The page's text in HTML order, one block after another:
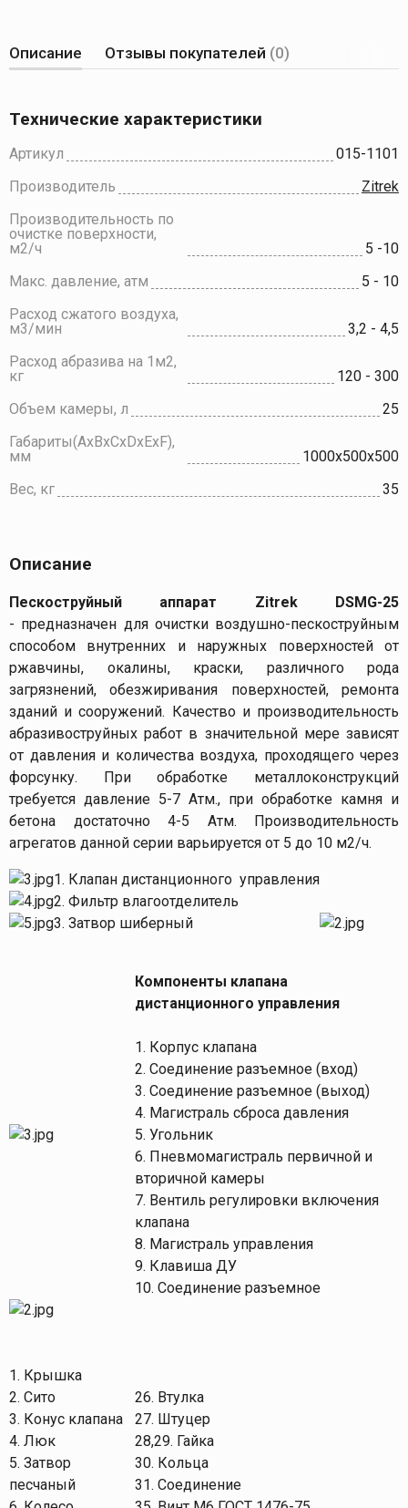
Описание Отзывы покупателей (0)
Технические характеристики
Артикул
015-1101
Производитель
Zitrek
Производительность по
очистке поверхности,
м2/ч
5 -10
Макс. давление, атм
5 - 10
Расход сжатого воздуха,
м3/мин
3,2 - 4,5
Расход абразива на 1м2,
кг
120 - 300
Объем камеры, л
25
Габариты(AхBxCxDxExF),
мм
1000х500х500
Вес, кг
35
Описание
Пескоструйный аппарат Zitrek DSMG-25
- предназначен для очистки воздушно-пескоструйным
способом внутренних и наружных поверхностей от
ржавчины, окалины, краски, различного рода
загрязнений, обезжиривания поверхностей, ремонта
зданий и сооружений. Качество и производительность
абразивоструйных работ в значительной мере зависят
от давления и количества воздуха, проходящего через
форсунку. При обработке металлоконструкций
требуется давление 5-7 Атм., при обработке камня и
бетона достаточно 4-5 Атм. Производительность
агрегатов данной серии варьируется от 5 до 10 м2/ч.
1. Клапан дистанционного управления
2. Фильтр влагоотделитель
3. Затвор шиберный
Компоненты клапана
дистанционного управления
1. Корпус клапана
2. Соединение разъемное (вход)
3. Соединение разъемное (выход)
4. Магистраль сброса давления
5. Угольник
6. Пневмомагистраль первичной и
вторичной камеры
7. Вентиль регулировки включения
клапана
8. Магистраль управления
9. Клавиша ДУ
10. Соединение разъемное
1. Крышка
2. Сито
3. Конус клапана
4. Люк
5. Затвор
песчаный
26. Втулка
27. Штуцер
28,29. Гайка
30. Кольца
31. Соединение